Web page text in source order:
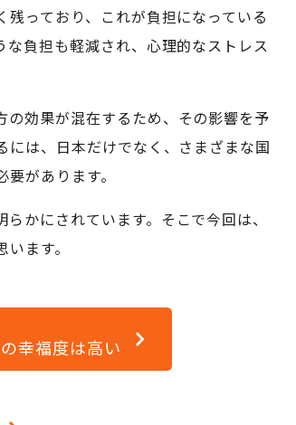
っており、これが負担になっている
負担も軽減され、心理的なストレス
効果が混在するため、その影響を予
は、日本だけでなく、さまざまな国
があります。
かにされています。そこで今回は、
ます。
幸福度は高い